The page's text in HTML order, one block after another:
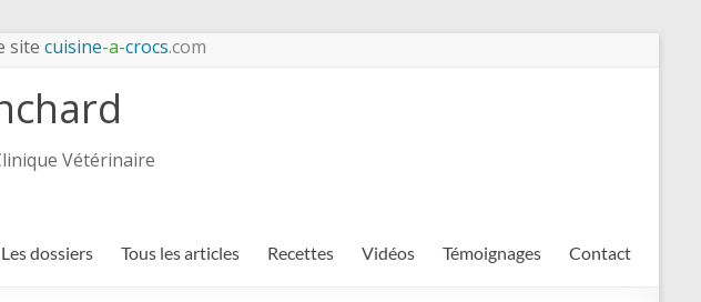
site cuisine-a-crocs.com
Vétérinaire
Les dossiers Tous les articles Recettes Vidéos Témoignages Contact